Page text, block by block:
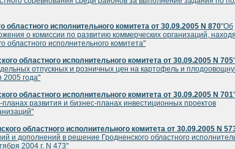
областного исполнительного комитета от 30.09.2005 N 870"Об
о комиссии по развитию коммерческих организаций,
областного исполнительного комитета"
областного исполнительного комитета от 30.09.2005 N 705
отпускных и розничных цен на картофель и
2005 года"
областного исполнительного комитета от 30.09.2005 N 701
планах развития и бизнес-планах инвестиционных проектов
областного исполнительного комитета от 30.09.2005 N
и дополнений в решение Гродненского областного
2004 г. N 473"